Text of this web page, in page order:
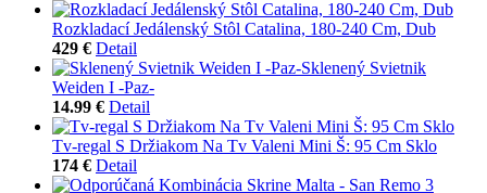
Rozkladací Jedálenský Stôl Catalina, 180-240 Cm, Dub
429 € Detail
Sklenený Svietnik
Weiden I -Paz-
14.99 € Detail
Tv-regal S Držiakom Na Tv Valeni Mini Š: 95 Cm Sklo
174 € Detail